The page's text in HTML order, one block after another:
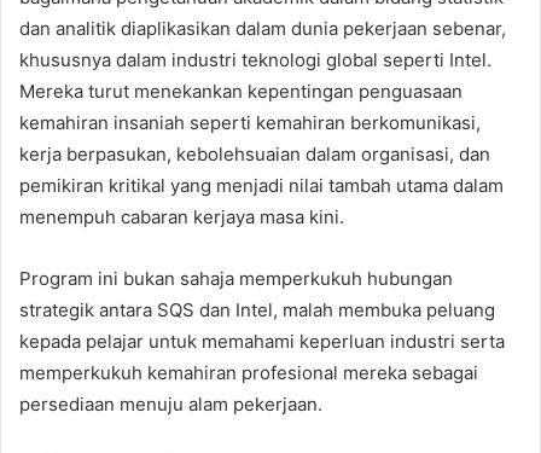
dan analitik diaplikasikan dalam dunia pekerjaan sebenar,
khususnya dalam industri teknologi global seperti Intel.
Mereka turut menekankan kepentingan penguasaan
kemahiran insaniah seperti kemahiran berkomunikasi,
kerja berpasukan, kebolehsuaian dalam organisasi, dan
pemikiran kritikal yang menjadi nilai tambah utama dalam
menempuh cabaran kerjaya masa kini.
Program ini bukan sahaja memperkukuh hubungan
strategik antara SQS dan Intel, malah membuka peluang
kepada pelajar untuk memahami keperluan industri serta
memperkukuh kemahiran profesional mereka sebagai
persediaan menuju alam pekerjaan.